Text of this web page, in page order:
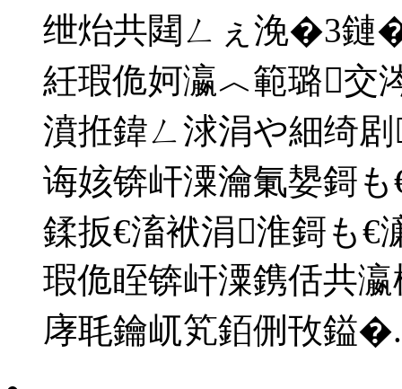
绁炲共閮ㄥぇ浼�3鏈
紝瑕佹妸瀛︿範璐交
濆拰鍏ㄥ浗涓や細绮
诲姟锛屽潥瀹氭嫢鎶
鍒扳€滀袱涓淮鎶も€
瑕佹眰锛屽潥鎸佸共
庨毦鑰屼笂銆侀攼鎰